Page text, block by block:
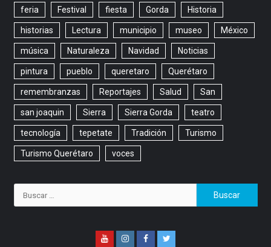
feria Festival fiesta Gorda Historia
historias Lectura municipio museo México
música Naturaleza Navidad Noticias
pintura pueblo queretaro Querétaro
remembranzas Reportajes Salud San
san joaquin Sierra Sierra Gorda teatro
tecnología tepetate Tradición Turismo
Turismo Querétaro voces